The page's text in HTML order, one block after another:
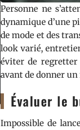
Personne ne
dynamique d’une
de mode et des
look varié,
éviter de
avant de donner
Évaluer le
Impossible de